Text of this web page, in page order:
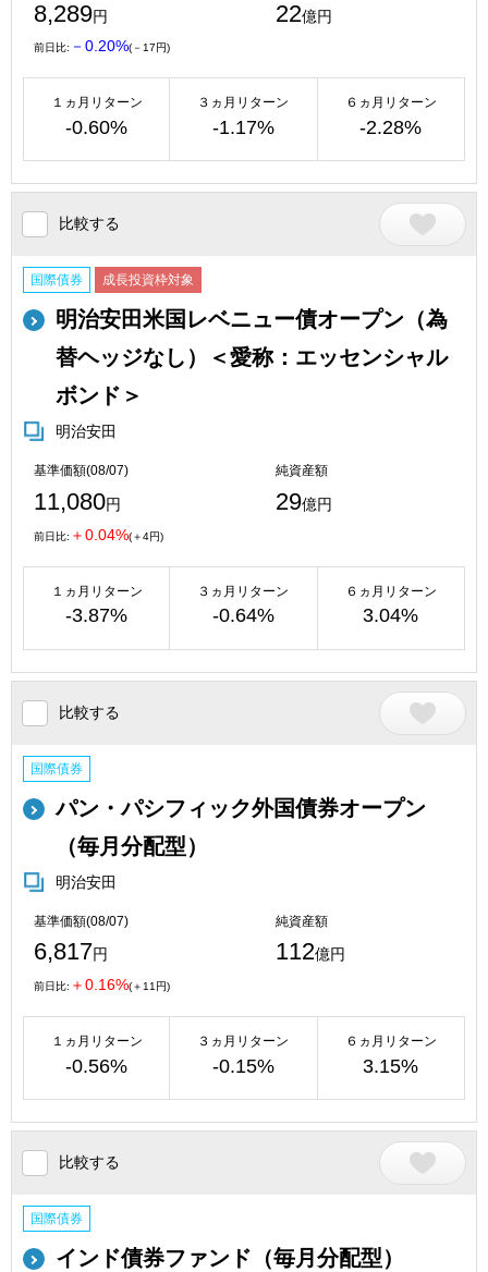
8,289円 22億円
前日比: －0.20%(－17円)
１ヵ月リターン
-0.60%
３ヵ月リターン
-1.17%
６ヵ月リターン
-2.28%
比較する
国際債券 成長投資枠対象
明治安田米国レベニュー債オープン（為
替ヘッジなし）＜愛称：エッセンシャル
ボンド＞
明治安田
基準価額(08/07)
11,080円
純資産額
29億円
前日比: ＋0.04%(＋4円)
１ヵ月リターン
-3.87%
３ヵ月リターン
-0.64%
６ヵ月リターン
3.04%
比較する
国際債券
パン・パシフィック外国債券オープン
（毎月分配型）
明治安田
基準価額(08/07)
6,817円
純資産額
112億円
前日比: ＋0.16%(＋11円)
１ヵ月リターン
-0.56%
３ヵ月リターン
-0.15%
６ヵ月リターン
3.15%
比較する
国際債券
インド債券ファンド（毎月分配型）